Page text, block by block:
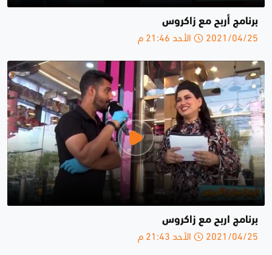
برنامج أربح مع زاكروس
2021/04/25 الأحد 21:46 م
برنامج اربح مع زاكروس
2021/04/25 الأحد 21:43 م